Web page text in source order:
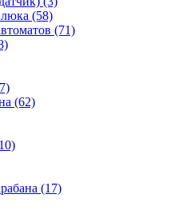
(58)
(71)
(62)
(17)